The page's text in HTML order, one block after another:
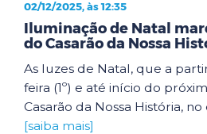
02/12/2025, às 12:35
Iluminação de Natal
do Casarão da Nossa
As luzes de Natal, que a
feira (1º) e até início do
Casarão da Nossa História,
[saiba mais]